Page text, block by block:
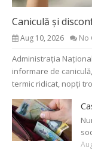
Caniculă și
Aug 10, 2026 No
Administrația
informare de
termic ridicat, nopți